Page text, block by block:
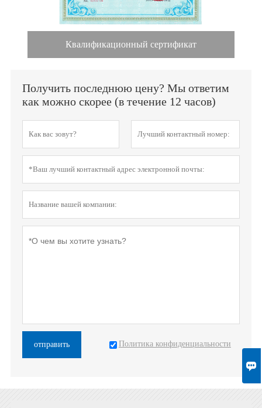

Квалификационный сертификат
Получить последнюю цену? Мы ответим
как можно скорее (в течение 12 часов)
отправить Политика конфиденциальности